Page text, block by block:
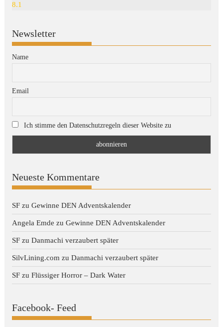
8.1
Newsletter
Name
Email
Ich stimme den Datenschutzregeln dieser Website zu
Neueste Kommentare
SF zuGewinne DEN Adventskalender
Angela Emde zuGewinne DEN Adventskalender
SF zuDanmachi verzaubert später
SilvLining.com zuDanmachi verzaubert später
SF zuFlüssiger Horror – Dark Water
Facebook- Feed